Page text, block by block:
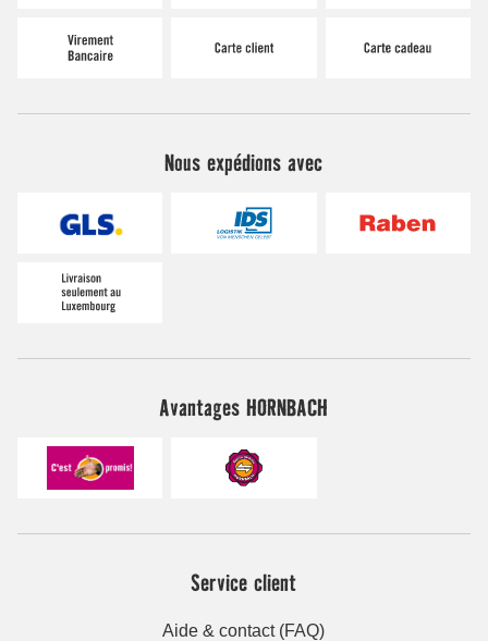
Nous expédions avec
Avantages HORNBACH
Service client
Aide & contact (FAQ)